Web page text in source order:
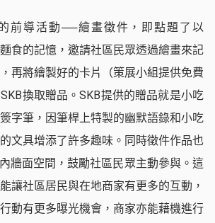
前導活動──繪畫徵件，即點題了以
麵食的記憶，邀請社區民眾透過繪畫來記
再將繪製好的卡片（策展小組提供免費
換取贈品。SKB提供的贈品就是小吃
字筆，因筆桿上特製的幽默語錄和小吃
文具增添了許多趣味。同時徵件作品也
牆面空間，鼓勵社區民眾主動參與。這
讓社區居民與在地商家有更多的互動，
動有更多曝光機會，商家亦能藉機進行